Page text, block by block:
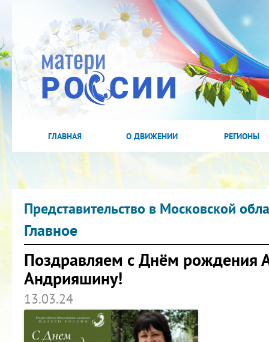
ГЛАВНАЯ О ДВИЖЕНИИ РЕГИОНЫ
Представительство в Московской
Главное
Поздравляем с Днём рождения
Андрияшину!
13.03.24